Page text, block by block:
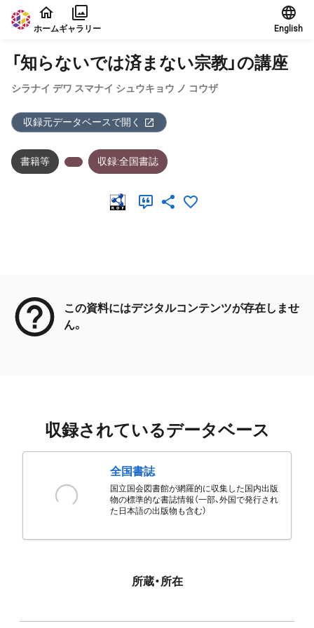
本文に飛ぶ
ホームギャラリー English
「知らないでは済まない宗教」の講座
シラナイ デワ スマナイ シュウキョウ ノ コウザ
収録元データベースで開く
書籍等 収録:全国書誌
この資料にはデジタルコンテンツが存在しませ
ん。
収録されているデータベース
全国書誌
国立国会図書館が網羅的に収集した国内出版
物の標準的な書誌情報（一部、外国で発行され
た日本語の出版物も含む）
所蔵・所在